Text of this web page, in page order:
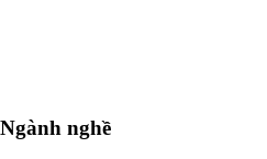
Ngành nghề